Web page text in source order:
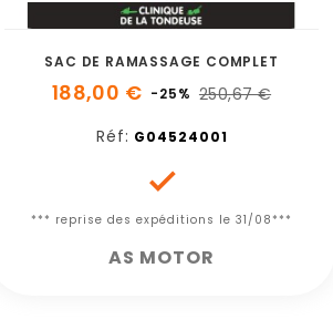
SAC DE RAMASSAGE COMPLET
188,00 € -25% 250,67 €
Réf: G04524001

*** reprise des expéditions le 31/08***
AS MOTOR